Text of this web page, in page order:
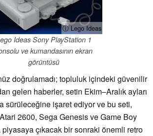
ⓘ Lego Ideas
Ideas Sony PlayStation 1
ve kumandasının ekran
görüntüsü
doğrulamadı; topluluk içindeki güvenilir
gelen haberler, setin Ekim–Aralık ayları
sürüleceğine işaret ediyor ve bu seti,
2600, Sega Genesis ve Game Boy
çıkacak bir sonraki önemli retro